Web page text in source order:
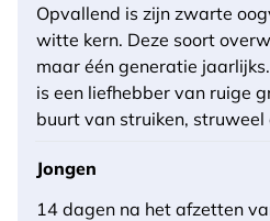
Opvallend is zijn zwarte
witte kern. Deze soort
maar één generatie
is een liefhebber van ruige
buurt van struiken, struweel
Jongen
14 dagen na het afzetten